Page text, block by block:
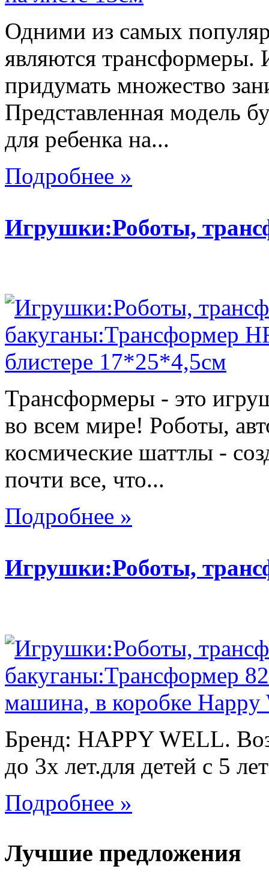
Одними из самых
являются
придумать множество
Представленная модель
для ребенка на...
Подробнее »
Игрушки:Роботы,
Трансформеры - это
во всем мире! Роботы,
космические шаттлы -
почти все, что...
Подробнее »
Игрушки:Роботы,
Бренд: HAPPY WELL.
до 3х лет.для детей с 5 лет
Подробнее »
Лучшие предложения